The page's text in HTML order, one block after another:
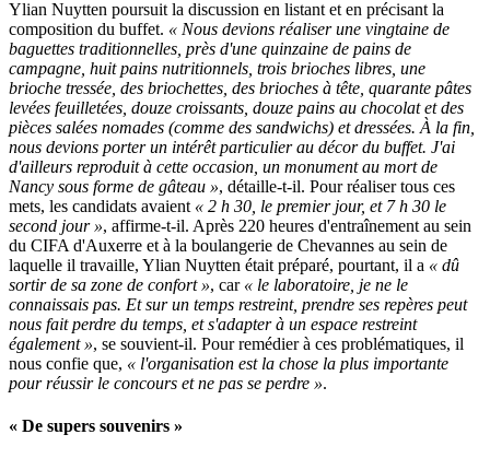
Ylian Nuytten poursuit la discussion en listant et en précisant la
composition du buffet. « Nous devions réaliser une vingtaine de
baguettes traditionnelles, près d'une quinzaine de pains de
campagne, huit pains nutritionnels, trois brioches libres, une
brioche tressée, des briochettes, des brioches à tête, quarante pâtes
levées feuilletées, douze croissants, douze pains au chocolat et des
pièces salées nomades (comme des sandwichs) et dressées. À la fin,
nous devions porter un intérêt particulier au décor du buffet. J'ai
d'ailleurs reproduit à cette occasion, un monument au mort de
Nancy sous forme de gâteau », détaille-t-il. Pour réaliser tous ces
mets, les candidats avaient « 2 h 30, le premier jour, et 7 h 30 le
second jour », affirme-t-il. Après 220 heures d'entraînement au sein
du CIFA d'Auxerre et à la boulangerie de Chevannes au sein de
laquelle il travaille, Ylian Nuytten était préparé, pourtant, il a « dû
sortir de sa zone de confort », car « le laboratoire, je ne le
connaissais pas. Et sur un temps restreint, prendre ses repères peut
nous fait perdre du temps, et s'adapter à un espace restreint
également », se souvient-il. Pour remédier à ces problématiques, il
nous confie que, « l'organisation est la chose la plus importante
pour réussir le concours et ne pas se perdre ».
« De supers souvenirs »